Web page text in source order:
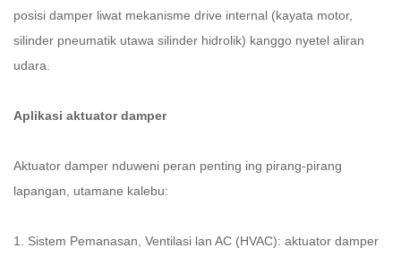
posisi damper liwat mekanisme drive internal (kayata motor,
silinder pneumatik utawa silinder hidrolik) kanggo nyetel aliran
udara.
Aplikasi aktuator damper
Aktuator damper nduweni peran penting ing pirang-pirang
lapangan, utamane kalebu:
1. Sistem Pemanasan, Ventilasi lan AC (HVAC): aktuator damper